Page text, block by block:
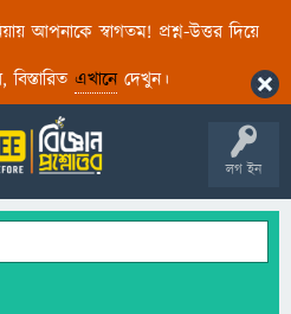
আপনাকে স্বাগতম! প্রশ্ন-উত্তর দিয়ে
এখানেদেখুন।
লগ ইন